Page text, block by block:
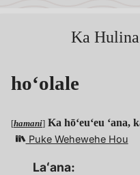
Ka
hoʻolale
[hamani] Ka hōʻeuʻeu ʻana,
Puke Wehewehe Hou
Laʻana: